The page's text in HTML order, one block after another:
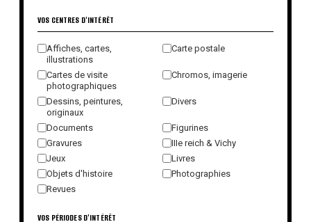
VOS CENTRES D'INTÉRÊT
Affiches, cartes,
illustrations
Carte postale
Cartes de visite
photographiques
Chromos, imagerie
Dessins, peintures,
originaux
Divers
Documents
Figurines
Gravures
IIIe reich & Vichy
Jeux
Livres
Objets d'histoire
Photographies
Revues
VOS PÉRIODES D'INTÉRÊT